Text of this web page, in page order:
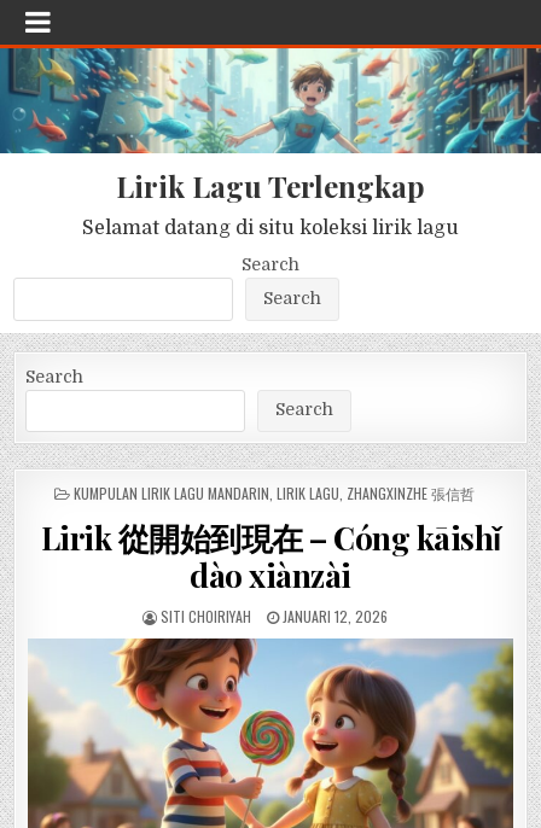
Lirik Lagu Terlengkap
Selamat datang di situ koleksi lirik lagu
Search
Search
Search
Search
POSTED
KUMPULAN LIRIK LAGU MANDARIN LIRIK LAGU ZHANGXINZHE 張信哲
Lirik 從開始到現在 – Cóng kāishǐ
dào xiànzài
SITI CHOIRIYAH JANUARI 12, 2026